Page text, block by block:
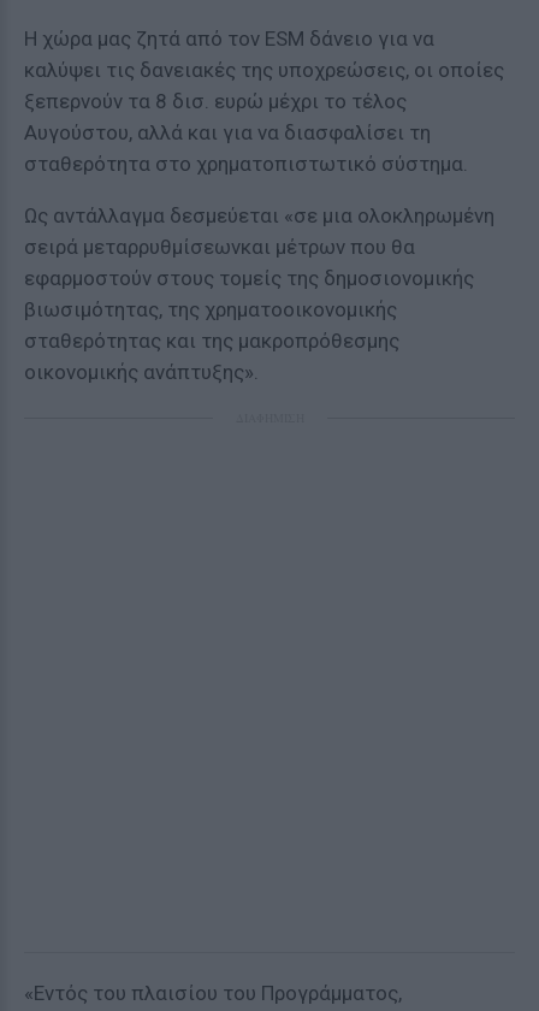
Η χώρα μας ζητά από τον ESM δάνειο για να
καλύψει τις δανειακές της υποχρεώσεις, οι οποίες
ξεπερνούν τα 8 δισ. ευρώ μέχρι το τέλος
Αυγούστου, αλλά και για να διασφαλίσει τη
σταθερότητα στο χρηματοπιστωτικό σύστημα.
Ως αντάλλαγμα δεσμεύεται «σε μια ολοκληρωμένη
σειρά μεταρρυθμίσεωνκαι μέτρων που θα
εφαρμοστούν στους τομείς της δημοσιονομικής
βιωσιμότητας, της χρηματοοικονομικής
σταθερότητας και της μακροπρόθεσμης
οικονομικής ανάπτυξης».
«Εντός του πλαισίου του Προγράμματος,